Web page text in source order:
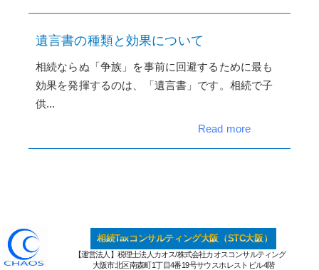
遺言書の種類と効果について
相続ならぬ「争族」を事前に回避するために最も
効果を発揮するのは、「遺言書」です。相続で子
供...
Read more
相続Taxコンサルティング大阪（STC大阪）
【運営法人】税理士法人カオス/株式会社カオスコンサルティング
大阪市北区南森町1丁目4番19号サウスホレストビル4階